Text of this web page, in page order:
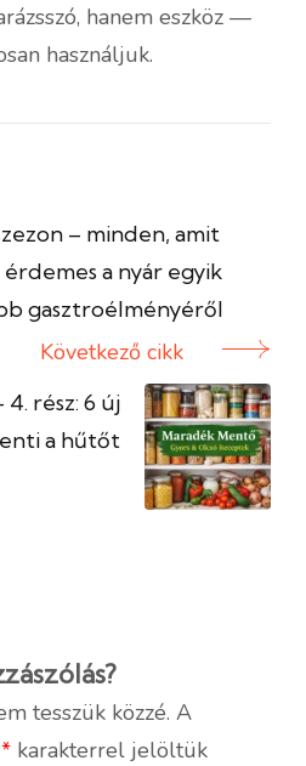
hanem eszköz —
használjuk.
– minden, amit
a nyár egyik
gasztroélményéről
Következő cikk
rész: 6 új
a hűtőt
tesszük közzé. A
* karakterrel jelöltük